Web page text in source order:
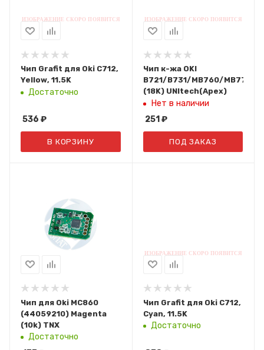
Чип Grafit для Oki C712,
Yellow, 11.5K
Достаточно
536 ₽
В КОРЗИНУ
Чип к-жа OKI
B721/B731/MB760/MB770
(18K) UNItech(Apex)
Нет в наличии
251 ₽
ПОД ЗАКАЗ
Чип для Oki MC860
(44059210) Magenta
(10k) TNX
Достаточно
Чип Grafit для Oki C712,
Cyan, 11.5K
Достаточно